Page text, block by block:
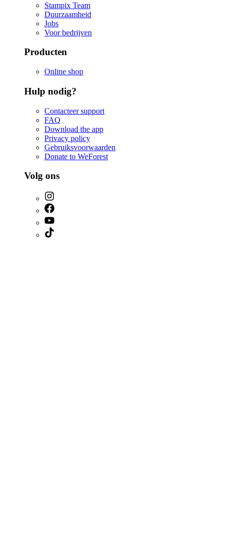
Stampix Team
Duurzaamheid
Jobs
Voor bedrijven
Producten
Online shop
Hulp nodig?
Contacteer support
FAQ
Download the app
Privacy policy
Gebruiksvoorwaarden
Donate to WeForest
Volg ons